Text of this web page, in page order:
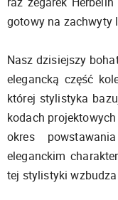
gotowy na zachwyty
Nasz dzisiejszy
elegancką część
której stylistyka
kodach
okres
eleganckim
tej stylistyki